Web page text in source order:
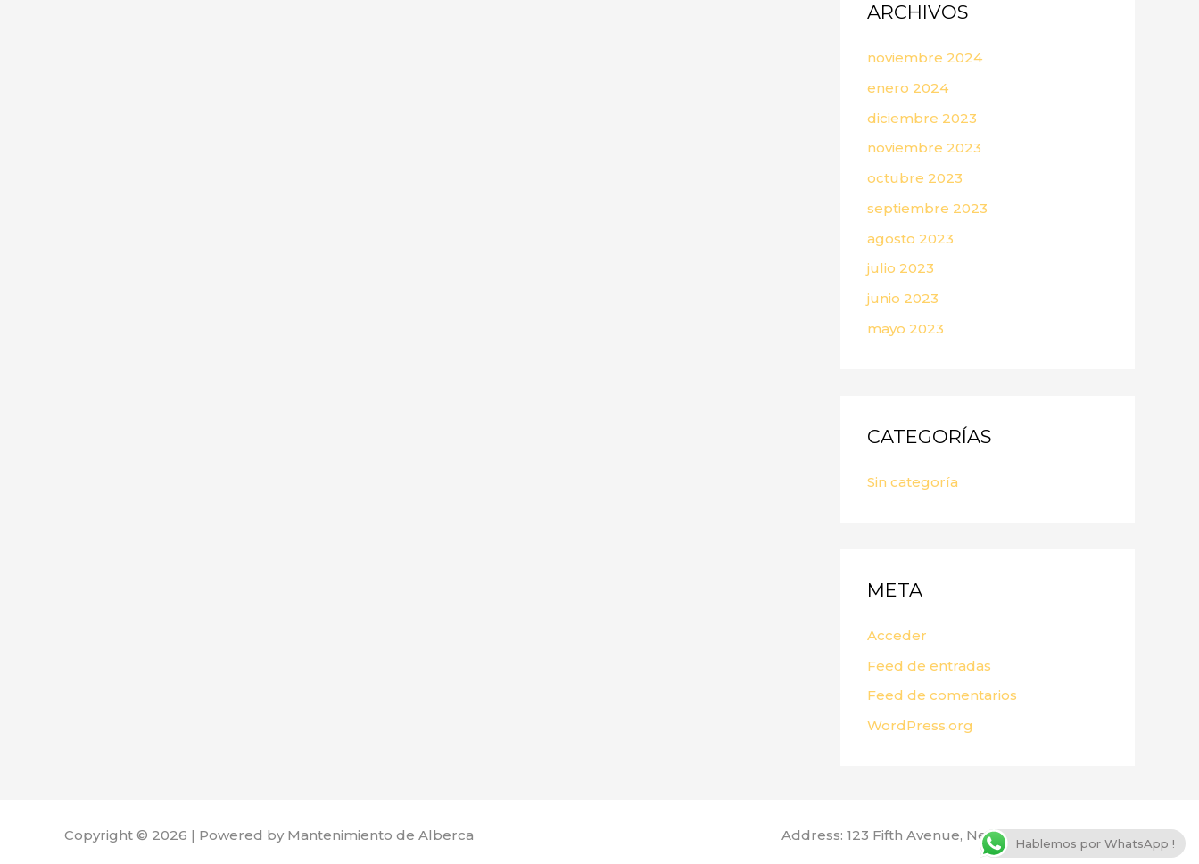
ARCHIVOS
noviembre 2024
enero 2024
diciembre 2023
noviembre 2023
octubre 2023
septiembre 2023
agosto 2023
julio 2023
junio 2023
mayo 2023
CATEGORÍAS
Sin categoría
META
Acceder
Feed de entradas
Feed de comentarios
WordPress.org
Copyright © 2026 | Powered by Mantenimiento de Alberca Address: 123 Fifth Avenue, New York, NY 10160, USA
Hablemos por WhatsApp !